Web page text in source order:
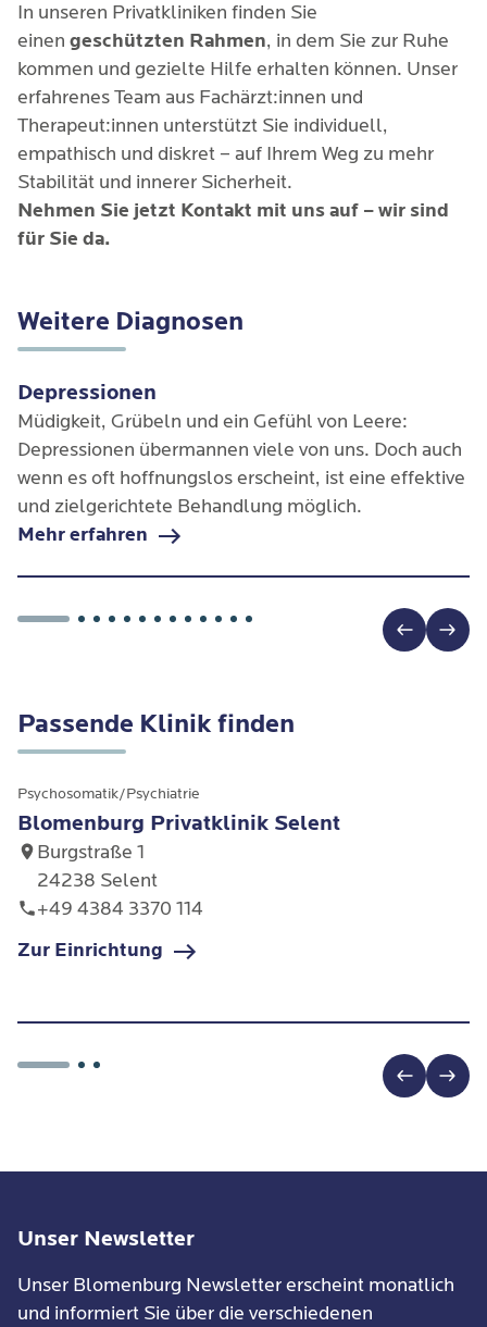
In unseren Privatkliniken finden Sie
einen geschützten Rahmen, in dem Sie zur Ruhe
kommen und gezielte Hilfe erhalten können. Unser
erfahrenes Team aus Fachärzt:innen und
Therapeut:innen unterstützt Sie individuell,
empathisch und diskret – auf Ihrem Weg zu mehr
Stabilität und innerer Sicherheit.
Nehmen Sie jetzt Kontakt mit uns auf – wir sind
für Sie da.
Weitere Diagnosen
Depressionen
Müdigkeit, Grübeln und ein Gefühl von Leere:
Depressionen übermannen viele von uns. Doch auch
wenn es oft hoffnungslos erscheint, ist eine effektive
und zielgerichtete Behandlung möglich.
Mehr erfahren
Passende Klinik finden
Psychosomatik/Psychiatrie
Blomenburg Privatklinik Selent
Burgstraße 1
24238 Selent
+49 4384 3370 114
Zur Einrichtung
Unser Newsletter
Unser Blomenburg Newsletter erscheint monatlich
und informiert Sie über die verschiedenen